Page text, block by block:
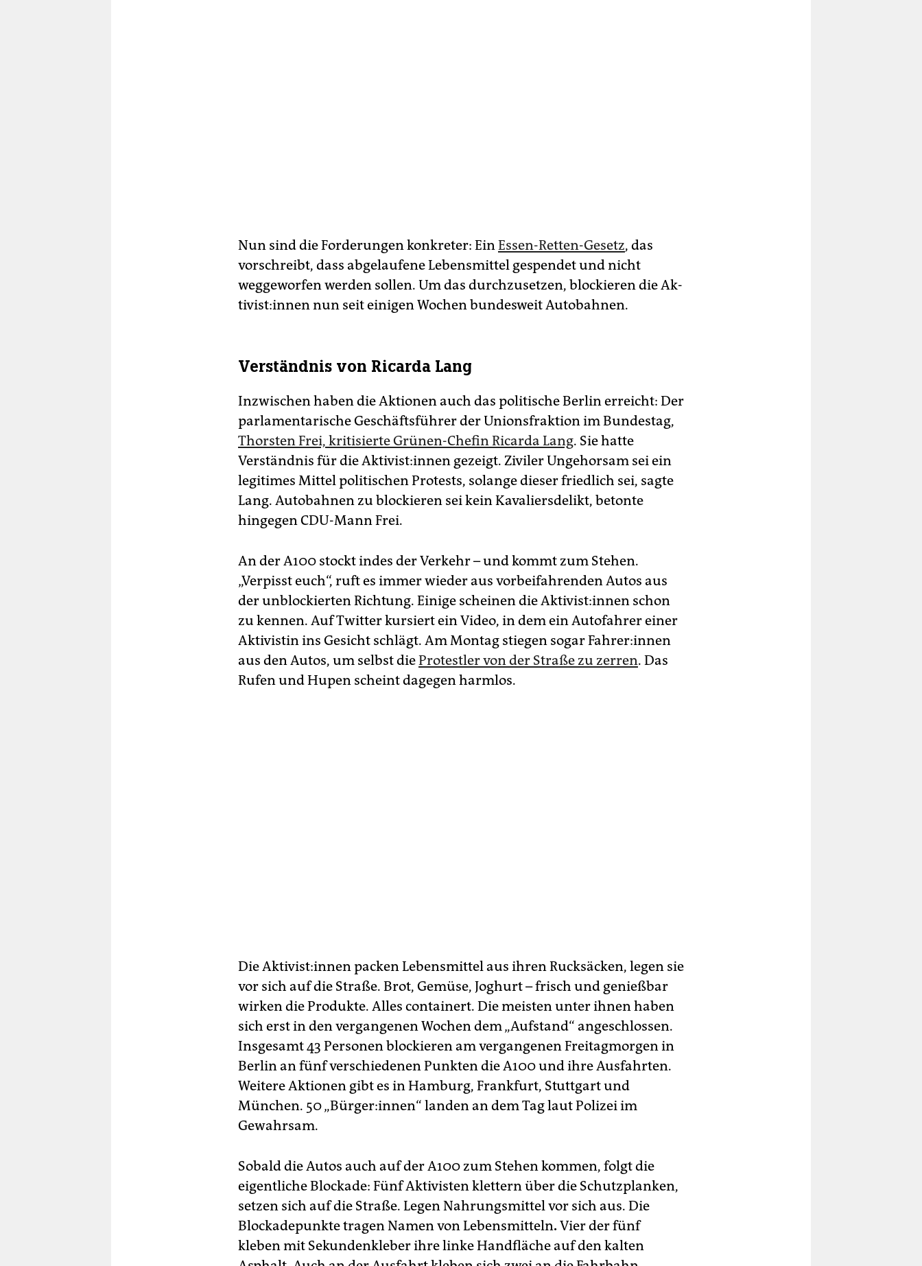
Nun sind die Forderungen konkreter: EinEssen-Retten-Gesetz, das
vorschreibt, dass abgelaufene Lebensmittel gespendet und nicht
weggeworfen werden sollen. Um das durchzusetzen, blockieren die Ak­
ti­vis­t:in­nen nun seit einigen Wochen bundesweit Autobahnen.
Verständnis von Ricarda Lang
Inzwischen haben die Aktionen auch das politische Berlin erreicht: Der
parlamentarische Geschäftsführer der Unionsfraktion im Bundestag,
Thorsten Frei, kritisierte Grünen-Chefin Ricarda Lang. Sie hatte
Verständnis für die Ak­ti­vis­t:in­nen gezeigt. Ziviler Ungehorsam sei ein
legitimes Mittel politischen Protests, solange dieser friedlich sei, sagte
Lang. Autobahnen zu blockieren sei kein Kavaliersdelikt, betonte
hingegen CDU-Mann Frei.
An der A100 stockt indes der Verkehr – und kommt zum Stehen.
„Verpisst euch“, ruft es immer wieder aus vorbeifahrenden Autos aus
der unblockierten Richtung. Einige scheinen die Ak­ti­vis­t:in­nen schon
zu kennen. Auf Twitter kursiert ein Video, in dem ein Autofahrer einer
Aktivistin ins Gesicht schlägt. Am Montag stiegen sogar Fah­re­r:in­nen
aus den Autos, um selbst dieProtestler von der Straße zu zerren. Das
Rufen und Hupen scheint dagegen harmlos.
Die Ak­ti­vis­t:in­nen packen Lebensmittel aus ihren Rucksäcken, legen sie
vor sich auf die Straße. Brot, Gemüse, Joghurt – frisch und genießbar
wirken die Produkte. Alles containert. Die meisten unter ihnen haben
sich erst in den vergangenen Wochen dem „Aufstand“ angeschlossen.
Insgesamt 43 Personen blockieren am vergangenen Freitagmorgen in
Berlin an fünf verschiedenen Punkten die A100 und ihre Ausfahrten.
Weitere Aktionen gibt es in Hamburg, Frankfurt, Stuttgart und
München. 50 „Bürger:innen“ landen an dem Tag laut Polizei im
Gewahrsam.
Sobald die Autos auch auf der A100 zum Stehen kommen, folgt die
eigentliche Blockade: Fünf Aktivisten klettern über die Schutzplanken,
setzen sich auf die Straße. Legen Nahrungsmittel vor sich aus. Die
Blockadepunkte tragen Namen von Lebensmitteln. Vier der fünf
kleben mit Sekundenkleber ihre linke Handfläche auf den kalten